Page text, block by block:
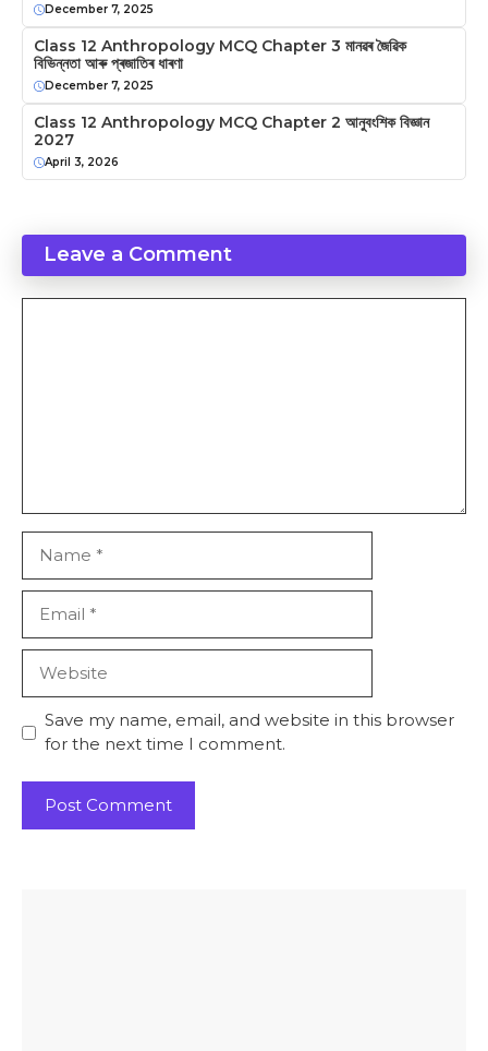
December 7, 2025
Class 12 Anthropology MCQ Chapter 3 মানৱৰ জৈৱিক
বিভিন্নতা আৰু প্ৰজাতিৰ ধাৰণা
December 7, 2025
Class 12 Anthropology MCQ Chapter 2 আনুবংশিক বিজ্ঞান
2027
April 3, 2026
Leave a Comment
Save my name, email, and website in this browser
for the next time I comment.